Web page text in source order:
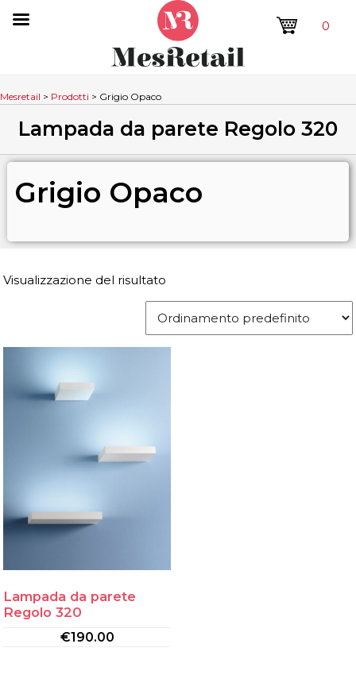
0
Mesretail > Prodotti > Grigio Opaco
Lampada da parete Regolo 320
Grigio Opaco
Visualizzazione del risultato
Lampada da parete
Regolo 320
€190.00